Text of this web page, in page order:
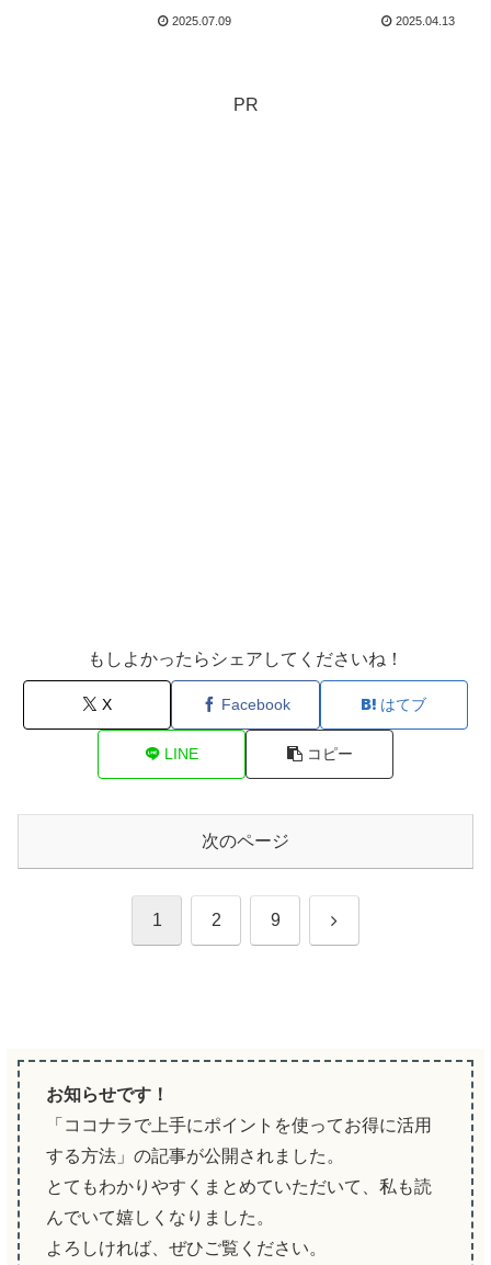
2025.07.09 2025.04.13
PR
もしよかったらシェアしてくださいね！
X Facebook はてブ
LINE コピー
次のページ
1 2 9 次
お知らせです！
「ココナラで上手にポイントを使ってお得に活用
する方法」の記事が公開されました。
とてもわかりやすくまとめていただいて、私も読
んでいて嬉しくなりました。
よろしければ、ぜひご覧ください。